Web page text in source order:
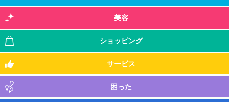
美容
ショッピング
サービス
困った